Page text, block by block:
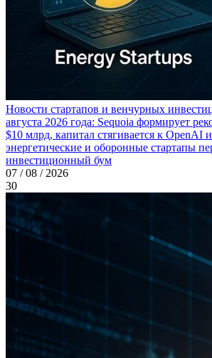
Новости стартапов и венчурных
августа 2026 года: Sequoia формирует
$10 млрд, капитал стягивается к OpenAI
энергетические и оборонные стартапы
инвестиционный бум
07 / 08 / 2026
30